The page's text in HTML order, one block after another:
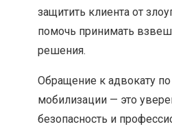
защитить клиента от
помочь принимать
решения.
Обращение к адвокату
мобилизации — это
безопасность и